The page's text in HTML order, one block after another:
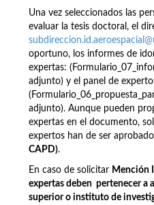
Una vez seleccionados las
evaluar la tesis doctoral, el
oportuno, los informes de
expertas:
adjunto) y el panel de
adjunto). Aunque pueden
expertas en el documento,
expertos han de ser
CAPD).
En caso de solicitar Mención
expertas deben pertenecer a
superior o instituto de